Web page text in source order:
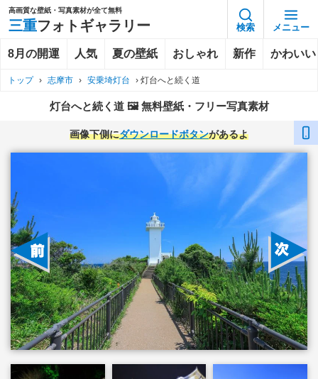
高画質な壁紙・写真素材が全て無料
三重フォトギャラリー 検索 メニュー
8月の開運 人気 夏の壁紙 おしゃれ 新作 かわいい
トップ › 志摩市 › 安乗埼灯台 › 灯台へと続く道
灯台へと続く道 🖼️ 無料壁紙・フリー写真素材
画像下側にダウンロードボタンがあるよ